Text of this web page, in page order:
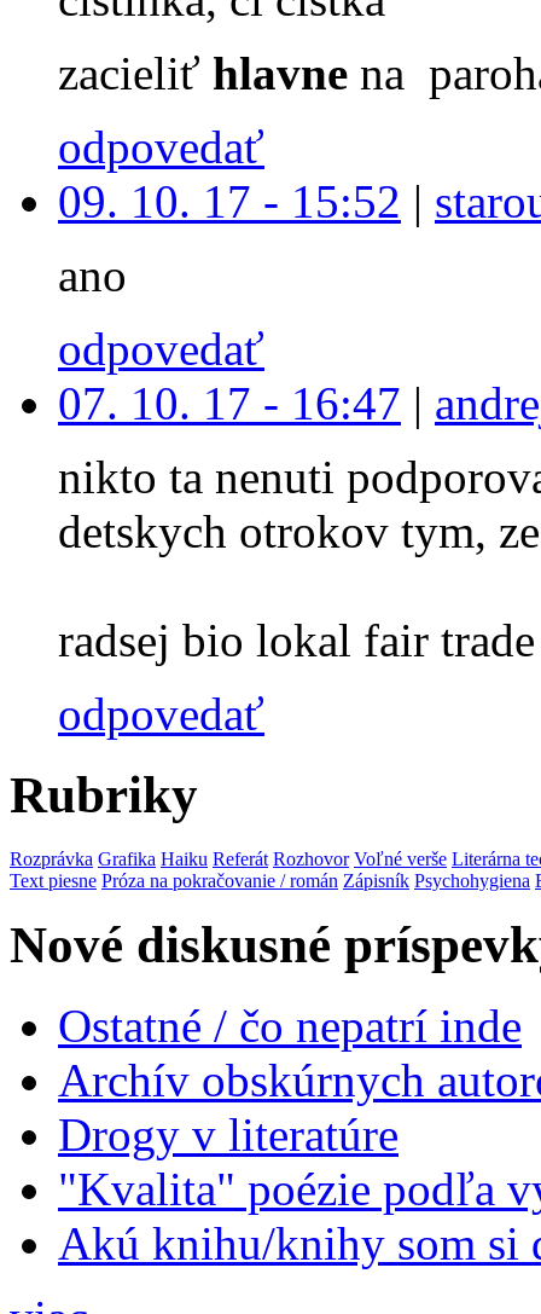
zacieliť hlavne na
odpovedať
09. 10. 17 - 15:52 |
ano
odpovedať
07. 10. 17 - 16:47 |
nikto ta nenuti
detskych otrokov tym,
radsej bio lokal fair
odpovedať
Rubriky
Rozprávka Grafika Haiku Referát Rozhovor Voľné verše Literárna
Text piesne Próza na pokračovanie / román Zápisník Psychohygiena
Nové diskusné
Ostatné / čo nepatrí inde
Archív obskúrnych
Drogy v literatúre
"Kvalita" poézie podľa
Akú knihu/knihy som si